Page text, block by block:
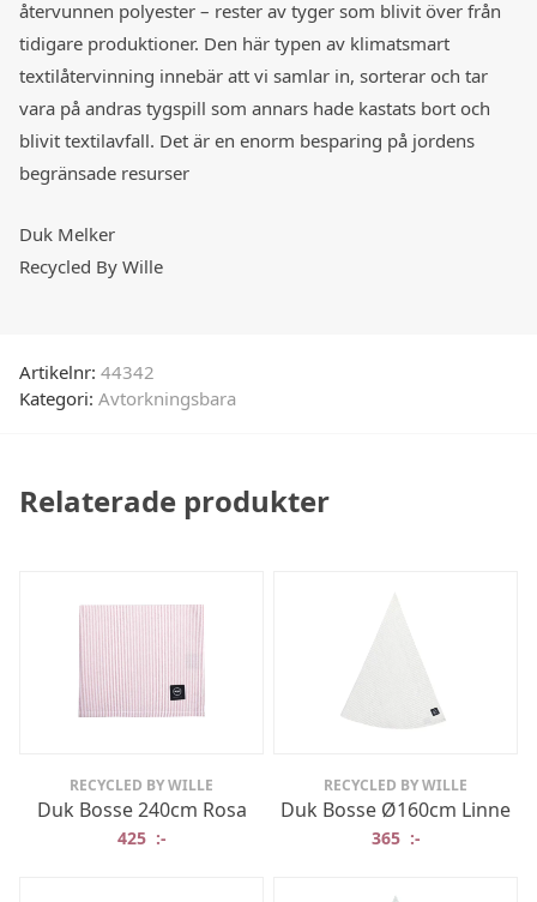
återvunnen polyester – rester av tyger som blivit över från
tidigare produktioner. Den här typen av klimatsmart
textilåtervinning innebär att vi samlar in, sorterar och tar
vara på andras tygspill som annars hade kastats bort och
blivit textilavfall. Det är en enorm besparing på jordens
begränsade resurser
Duk Melker
Recycled By Wille
Artikelnr: 44342
Kategori: Avtorkningsbara
Relaterade produkter
RECYCLED BY WILLE
Duk Bosse 240cm Rosa
425 :-
RECYCLED BY WILLE
Duk Bosse Ø160cm Linne
365 :-